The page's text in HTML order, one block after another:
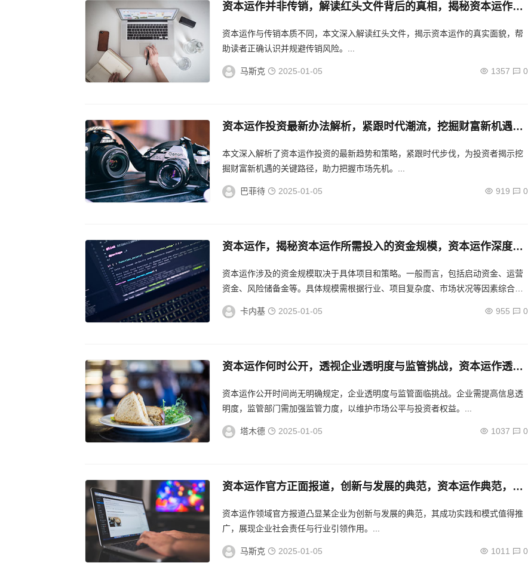
资本运作并非传销，解读红头文件背后的真相，揭秘资本运作，
资本运作与传销本质不同，本文深入解读红头文件，揭示资本运作的真实面貌，帮
助读者正确认识并规避传销风险。...
马斯克 2025-01-05 1357 0
资本运作投资最新办法解析，紧跟时代潮流，挖掘财富新机遇，
本文深入解析了资本运作投资的最新趋势和策略，紧跟时代步伐，为投资者揭示挖
掘财富新机遇的关键路径，助力把握市场先机。...
巴菲待 2025-01-05 919 0
资本运作，揭秘资本运作所需投入的资金规模，资本运作深度解
资本运作涉及的资金规模取决于具体项目和策略。一般而言，包括启动资金、运营
资金、风险储备金等。具体规模需根据行业、项目复杂度、市场状况等因素综合考
量。初期投入可能较大，随着项目进展，资金需求将逐步调整。...
卡内基
2025-01-05 955 0
资本运作何时公开，透视企业透明度与监管挑战，资本运作透明
资本运作公开时间尚无明确规定，企业透明度与监管面临挑战。企业需提高信息透
明度，监管部门需加强监管力度，以维护市场公平与投资者权益。...
塔木德 2025-01-05 1037 0
资本运作官方正面报道，创新与发展的典范，资本运作典范，创
资本运作领域官方报道凸显某企业为创新与发展的典范，其成功实践和模式值得推
广，展现企业社会责任与行业引领作用。...
马斯克 2025-01-05 1011 0